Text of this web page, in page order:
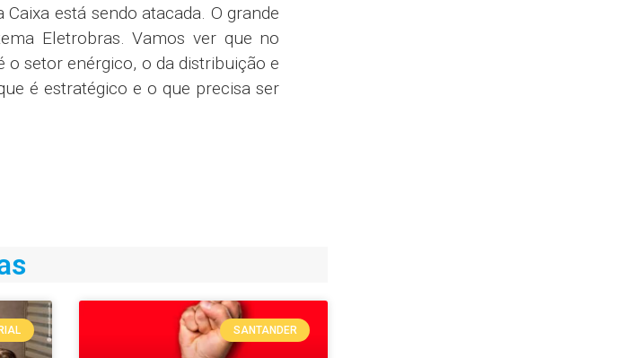
está sendo atacada. O grande
Eletrobras. Vamos ver que no
o setor enérgico, o da distribuição e
é estratégico e o que precisa ser
SANTANDER